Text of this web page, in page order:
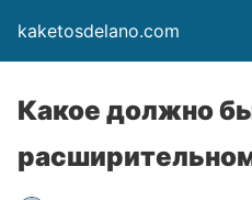
kaketosdelano.com
Какое должно